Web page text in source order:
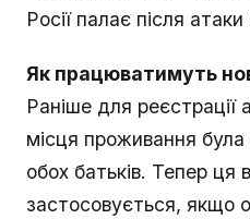
Росії палає після
Як працюватимуть
Раніше для реєстрації
місця проживання була
обох батьків. Тепер ця
застосовується, якщо